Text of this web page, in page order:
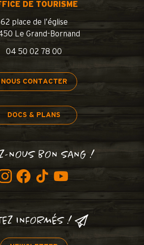
DE TOURISME
62 place de l’église
Le Grand-Bornand
04 50 02 78 00
NOUS CONTACTER
DOCS & PLANS
NOUS BON SANG !
INFORMÉS !